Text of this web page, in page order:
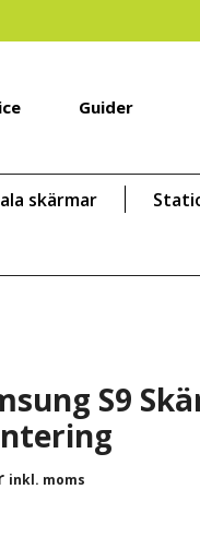
Guider
skärmar
S9
inkl. moms